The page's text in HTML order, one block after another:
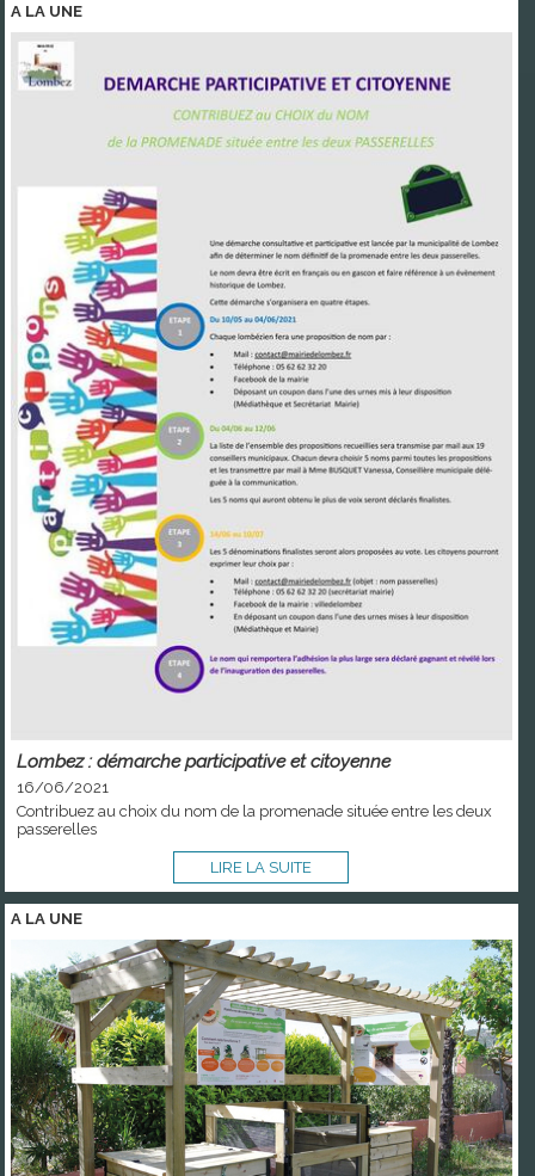
A LA UNE
Lombez : démarche participative et citoyenne
16/06/2021
Contribuez au choix du nom de la promenade située entre les deux
passerelles
LIRE LA SUITE
A LA UNE